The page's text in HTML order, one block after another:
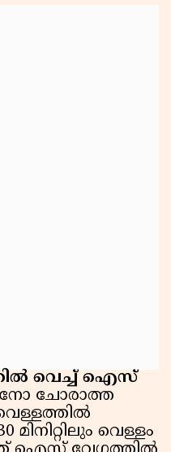
വെച്ച് ഐസ്
ചോരാത്ത
വെള്ളം